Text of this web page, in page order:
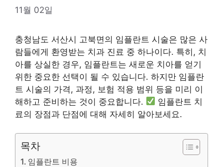
11월 02일
충청남도 서산시 고북면의 임플란트 시술은 많은 사
람들에게 환영받는 치과 진료 중 하나이다. 특히, 치
아를 상실한 경우, 임플란트는 새로운 치아를 얻기
위한 중요한 선택이 될 수 있습니다. 하지만 임플란
트 시술의 가격, 과정, 보험 적용 범위 등을 미리 이
해하고 준비하는 것이 중요합니다.
임플란트 치
료의 장점과 단점에 대해 자세히 알아보세요.
목차
임플란트 비용